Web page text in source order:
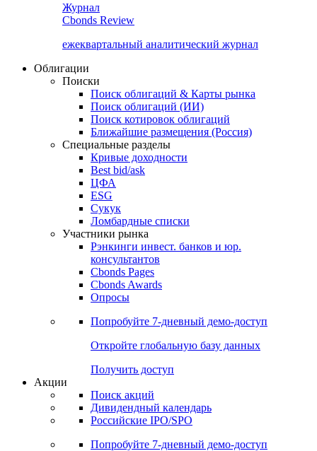
Журнал
Cbonds Review
ежеквартальный аналитический журнал
Облигации
Поиски
Поиск облигаций & Карты рынка
Поиск облигаций (ИИ)
Поиск котировок облигаций
Ближайшие размещения (Россия)
Специальные разделы
Кривые доходности
Best bid/ask
ЦФА
ESG
Сукук
Ломбардные списки
Участники рынка
Рэнкинги инвест. банков и юр.
консультантов
Cbonds Pages
Cbonds Awards
Опросы
Попробуйте 7-дневный демо-доступ
Откройте глобальную базу данных
Получить доступ
Акции
Поиск акций
Дивидендный календарь
Российские IPO/SPO
Попробуйте 7-дневный демо-доступ